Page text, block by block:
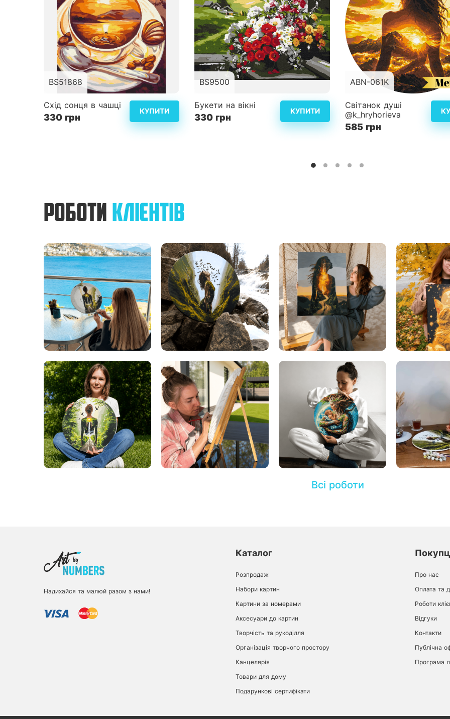
BS51868
Розмір
Складність
Детальніше
Схід сонця в чашці
330 грн
КУПИТИ
BS9500
Розмір
Складність
Детальніше
Букети на вікні
330 грн
КУПИТИ
ABN-061K
Розмір
Складність
Світанок душі
@k_hryhorieva
585 грн
РОБОТИ КЛІЄНТІВ
Всі роботи
Надихайся та малюй разом з нами!
Каталог
Розпродаж
Набори картин
Картини за номерами
Аксесуари до картин
Творчість та рукоділля
Організація творчого простору
Канцелярія
Товари для дому
Подарункові сертифікати
Про нас
Оплата та
Роботи
Відгуки
Контакти
Публічна
Програма